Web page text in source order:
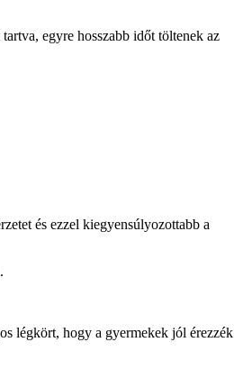
egyre hosszabb időt töltenek az
és ezzel kiegyensúlyozottabb a
légkört, hogy a gyermekek jól érezzék